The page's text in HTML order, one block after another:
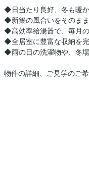
◆日当たり良好、冬も暖
◆新築の風合いをそのま
◆高効率給湯器で、毎月の
◆全居室に豊富な収納を
◆雨の日の洗濯物や、冬
物件の詳細、ご見学のご